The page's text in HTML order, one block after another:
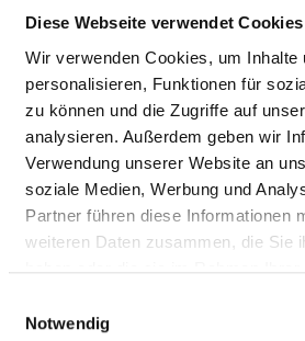
Diese Webseite verwendet Cookies
Wir verwenden Cookies, um Inhalte
personalisieren, Funktionen für
zu können und die Zugriffe auf
analysieren. Außerdem geben wir
Verwendung unserer Website an
soziale Medien, Werbung und
Partner führen diese Informationen
weiteren Daten zusammen, die Sie
Notwendig
Passend dazu:
Ärzte & Ärztinnen
PFLEGEPERSONAL
Pflegepersonal. Mitarbeitende,
einer Fachabteilung zugeordnet